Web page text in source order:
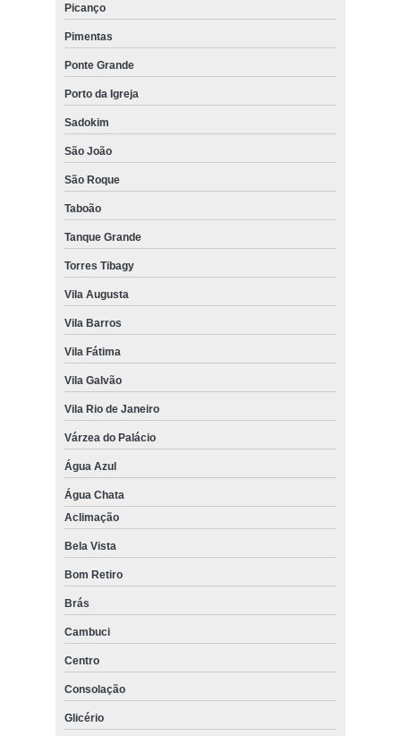
Picanço
Pimentas
Ponte Grande
Porto da Igreja
Sadokim
São João
São Roque
Taboão
Tanque Grande
Torres Tibagy
Vila Augusta
Vila Barros
Vila Fátima
Vila Galvão
Vila Rio de Janeiro
Várzea do Palácio
Água Azul
Água Chata
Aclimação
Bela Vista
Bom Retiro
Brás
Cambuci
Centro
Consolação
Glicério